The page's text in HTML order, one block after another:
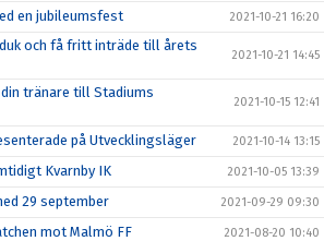
en jubileumsfest 2021-10-21 16:20
och få fritt inträde till årets
2021-10-21 14:45
tränare till Stadiums
2021-10-15 12:41
på Utvecklingsläger 2021-10-14 13:15
Kvarnby IK 2021-10-05 13:39
29 september 2021-09-29 09:30
mot Malmö FF 2021-08-20 10:40